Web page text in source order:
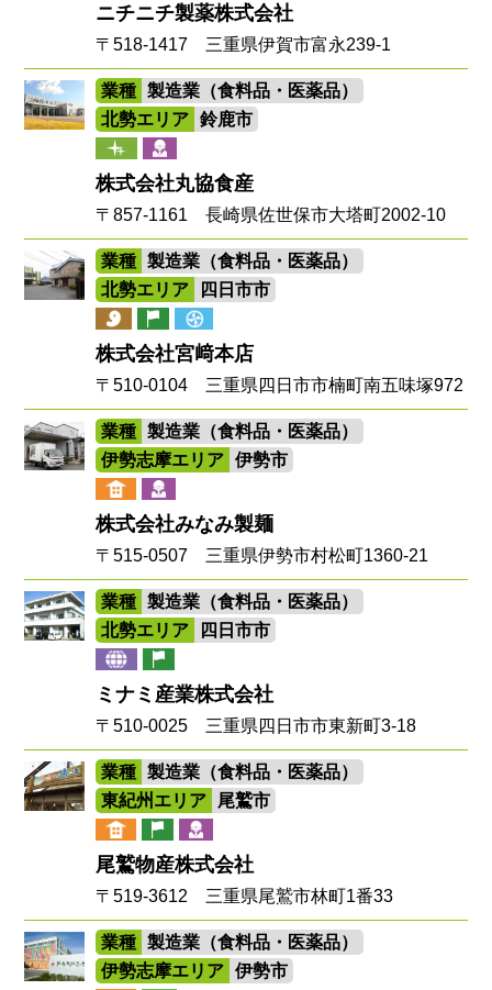
ニチニチ製薬株式会社
〒518-1417 三重県伊賀市富永239-1
業種
製造業（食料品・医薬品）
北勢エリア
鈴鹿市
株式会社丸協食産
〒857-1161 長崎県佐世保市大塔町2002-10
業種
製造業（食料品・医薬品）
北勢エリア
四日市市
株式会社宮﨑本店
〒510-0104 三重県四日市市楠町南五味塚972
業種
製造業（食料品・医薬品）
伊勢志摩エリア
伊勢市
株式会社みなみ製麺
〒515-0507 三重県伊勢市村松町1360-21
業種
製造業（食料品・医薬品）
北勢エリア
四日市市
ミナミ産業株式会社
〒510-0025 三重県四日市市東新町3-18
業種
製造業（食料品・医薬品）
東紀州エリア
尾鷲市
尾鷲物産株式会社
〒519-3612 三重県尾鷲市林町1番33
業種
製造業（食料品・医薬品）
伊勢志摩エリア
伊勢市